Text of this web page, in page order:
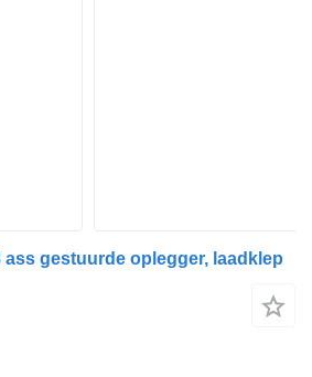
ass gestuurde oplegger, laadklep